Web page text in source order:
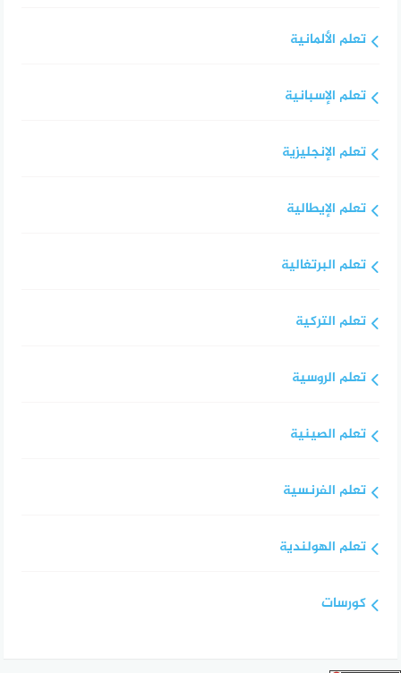
تعلم الألمانية
تعلم الإسبانية
تعلم الإنجليزية
تعلم الإيطالية
تعلم البرتغالية
تعلم التركية
تعلم الروسية
تعلم الصينية
تعلم الفرنسية
تعلم الهولندية
كورسات